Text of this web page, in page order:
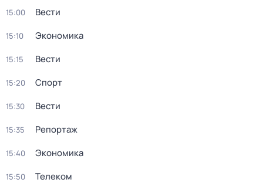
15:00 Вести
15:10 Экономика
15:15 Вести
15:20 Спорт
15:30 Вести
15:35 Репортаж
15:40 Экономика
15:50 Телеком